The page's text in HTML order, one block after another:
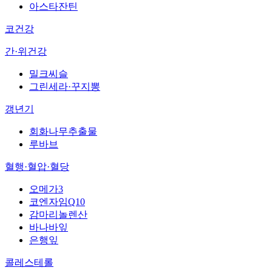
아스타잔틴
코건강
간·위건강
밀크씨슬
그린세라·꾸지뽕
갱년기
회화나무추출물
루바브
혈행·혈압·혈당
오메가3
코엔자임Q10
감마리놀렌산
바나바잎
은행잎
콜레스테롤